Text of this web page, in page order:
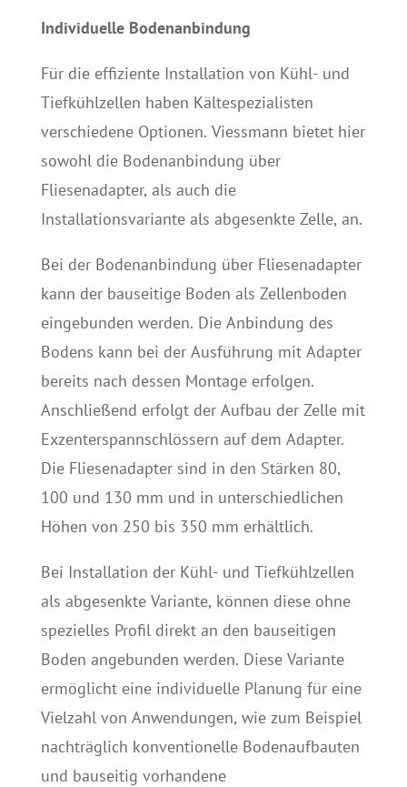
Individuelle Bodenanbindung
Für die effiziente Installation von Kühl- und
Tiefkühlzellen haben Kältespezialisten
verschiedene Optionen. Viessmann bietet hier
sowohl die Bodenanbindung über
Fliesenadapter, als auch die
Installationsvariante als abgesenkte Zelle, an.
Bei der Bodenanbindung über Fliesenadapter
kann der bauseitige Boden als Zellenboden
eingebunden werden. Die Anbindung des
Bodens kann bei der Ausführung mit Adapter
bereits nach dessen Montage erfolgen.
Anschließend erfolgt der Aufbau der Zelle mit
Exzenterspannschlössern auf dem Adapter.
Die Fliesenadapter sind in den Stärken 80,
100 und 130 mm und in unterschiedlichen
Höhen von 250 bis 350 mm erhältlich.
Bei Installation der Kühl- und Tiefkühlzellen
als abgesenkte Variante, können diese ohne
spezielles Profil direkt an den bauseitigen
Boden angebunden werden. Diese Variante
ermöglicht eine individuelle Planung für eine
Vielzahl von Anwendungen, wie zum Beispiel
nachträglich konventionelle Bodenaufbauten
und bauseitig vorhandene